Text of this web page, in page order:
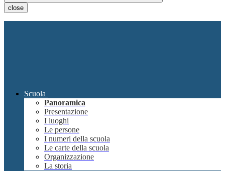
close
Scuola
Panoramica
Presentazione
I luoghi
Le persone
I numeri della scuola
Le carte della scuola
Organizzazione
La storia